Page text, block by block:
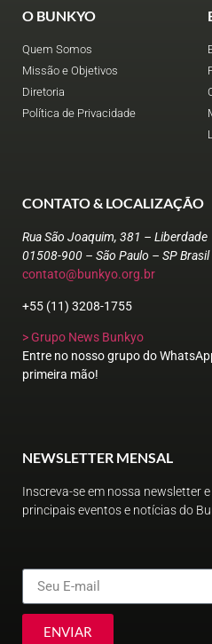
O BUNKYO
Quem Somos
Missão e Objetivos
Diretoria
Política de Privacidade
CONTATO & LOCALIZAÇÃO
Rua São Joaquim, 381 – Liberdade
01508-900 – São Paulo – SP Brasil
contato@bunkyo.org.br
+55 (11) 3208-1755
> Grupo News Bunkyo
Entre no nosso grupo do
primeira mão!
NEWSLETTER MENSAL
Inscreva-se em nossa newsletter
principais eventos e notícias do
ENVIAR